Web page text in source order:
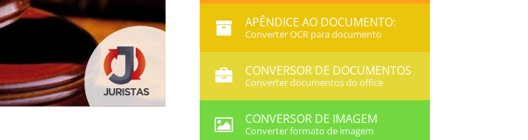
APÊNDICE AO DOCUMENTO:
Converter OCR para documento
CONVERSOR DE DOCUMENTOS
Converter documentos do office
CONVERSOR DE IMAGEM
Converter formato de imagem